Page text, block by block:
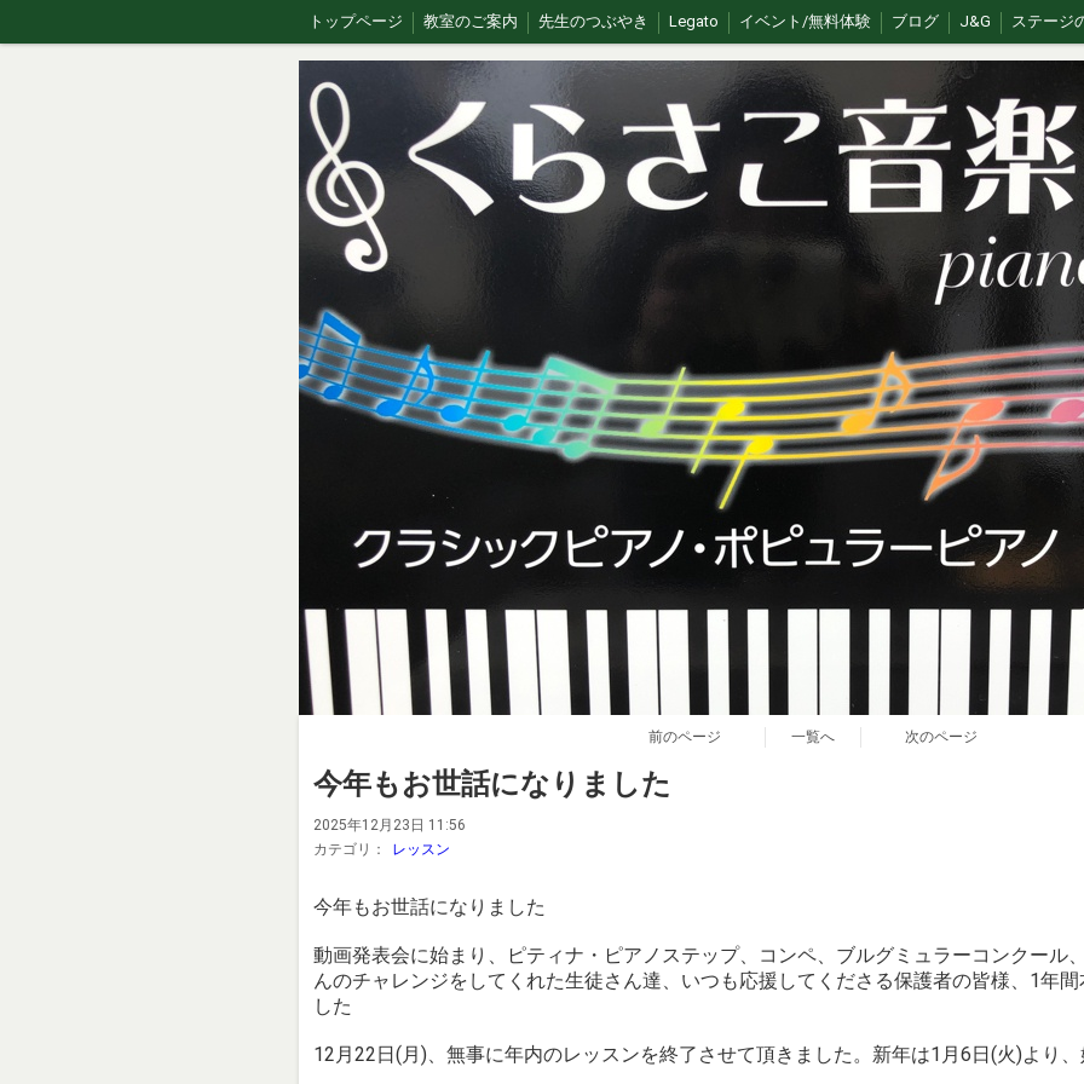
トップページ 教室のご案内 先生のつぶやき Legato イベント/無料体験 ブログ J&G ステージ
前のページ 一覧へ 次のページ
今年もお世話になりました
2025年12月23日 11:56
カテゴリ：
レッスン
今年もお世話になりました
動画発表会に始まり、ピティナ・ピアノステップ、コンペ、ブルグミュラーコンクール
んのチャレンジをしてくれた生徒さん達、いつも応援してくださる保護者の皆様、1年
した
12月22日(月)、無事に年内のレッスンを終了させて頂きました。新年は1月6日(火)より